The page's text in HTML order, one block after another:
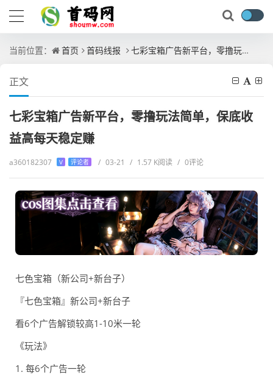
当前位置： 首页 首码线报 七彩宝箱广告新平台，零撸玩法简单，保底收益高每天稳定赚
正文
七彩宝箱广告新平台，零撸玩法简单，保底收
益高每天稳定赚
a360182307 V 评论者 / 03-21 / 1.57 K阅读 / 0评论
七色宝箱（新公司+新台子）
『七色宝箱』新公司+新台子
看6个广告解锁较高1-10米一轮
《玩法》
1. 每6个广告一轮